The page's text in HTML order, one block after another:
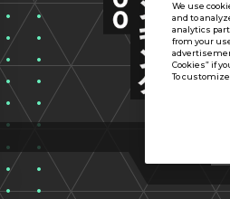
We use
and to
analytics
from your
Cookies” if
To